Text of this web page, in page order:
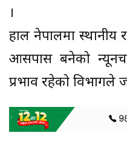
।
हाल नेपालमा स्थानीय
आसपास बनेको
प्रभाव रहेको विभागले